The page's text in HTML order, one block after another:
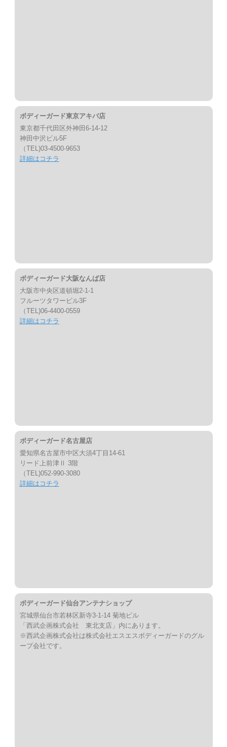
ボディーガード東京アキバ店
東京都千代田区外神田6-14-12
神田中沢ビル5F
（TEL)03-4500-9653
詳細はコチラ
ボディーガード大阪なんば店
大阪市中央区道頓堀2-1-1
フルーツタワービル3F
（TEL)06-4400-0559
詳細はコチラ
ボディーガード名古屋店
愛知県名古屋市中区大須4丁目14-61
リード上前津Ⅱ 3階
（TEL)052-990-3080
詳細はコチラ
ボディーガード仙台アンテナショップ
宮城県仙台市若林区新寺3-1-14 菊地ビル
「西武企画株式会社 東北支店」内にあります。
※西武企画株式会社は株式会社エスエスボディーガードのグル
ープ会社です。